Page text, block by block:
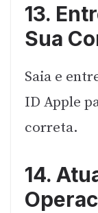
13.
Sua
Saia e
ID Apple
correta.
14.